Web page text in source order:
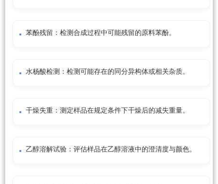
苯酚残留：检测合成过程中可能残留的原料苯酚。
水杨酸检测：检测可能存在的同分异构体或相关杂质。
干燥失重：测定样品在规定条件下干燥后的减失重量。
乙醇溶解试验：评估样品在乙醇溶液中的澄清度与颜色。